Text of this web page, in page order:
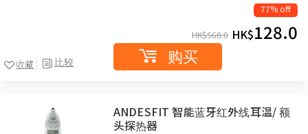
比较
收藏
77% off
HK$568.0 HK$128.0
购买
ANDESFIT 智能蓝牙红外线耳温/ 额
头探热器